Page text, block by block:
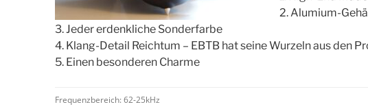
2. Alumium-
3. Jeder erdenkliche Sonderfarbe
4. Klang-Detail Reichtum – EBTB hat seine Wurzeln aus den
5. Einen besonderen Charme
Frequenzbereich: 62-25kHz